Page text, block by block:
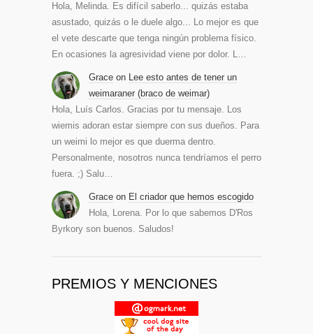
Hola, Melinda. Es difícil saberlo... quizás estaba
asustado, quizás o le duele algo... Lo mejor es que
el vete descarte que tenga ningún problema físico.
En ocasiones la agresividad viene por dolor. L…
Grace on Lee esto antes de tener un
weimaraner (braco de weimar)
Hola, Luís Carlos. Gracias por tu mensaje. Los
wiemis adoran estar siempre con sus dueños. Para
un weimi lo mejor es que duerma dentro.
Personalmente, nosotros nunca tendríamos el perro
fuera. ;) Salu…
Grace on El criador que hemos escogido
Hola, Lorena. Por lo que sabemos D'Ros
Byrkory son buenos. Saludos!
PREMIOS Y MENCIONES